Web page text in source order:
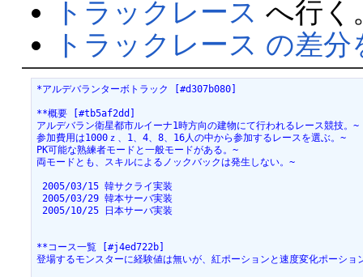
トラックレース へ行く
トラックレース の差分
*アルデバランターボトラック [#d307b080]
**概要 [#tb5af2dd]
アルデバラン衛星都市ルイーナ1時方向の建物にて行われるレース競技。~
参加費用は1000ｚ、1、4、8、16人の中から参加するレースを選ぶ。~
PK可能な熟練者モードと一般モードがある。~
両モードとも、スキルによるノックバックは発生しない。~
2005/03/15 韓サクライ実装
2005/03/29 韓本サーバ実装
2005/10/25 日本サーバ実装
**コース一覧 [#j4ed722b]
登場するモンスターに経験値は無いが、紅ポーションと速度変化ポーショ